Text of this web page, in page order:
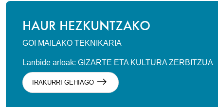
HAUR HEZKUNTZAKO
GOI MAILAKO TEKNIKARIA
Lanbide arloak: GIZARTE ETA KULTURA ZERBITZUA
IRAKURRI GEHIAGO